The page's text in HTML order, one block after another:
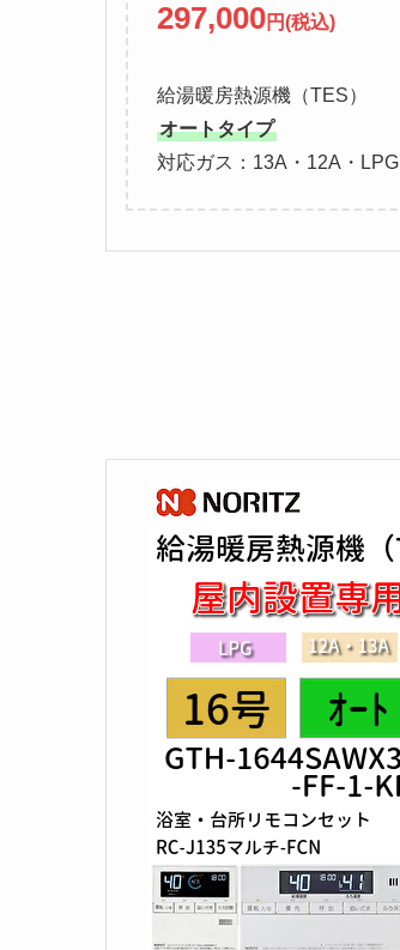
297,000円(税込)
給湯暖房熱源機（TES）
オートタイプ
対応ガス：13A・12A・LPG